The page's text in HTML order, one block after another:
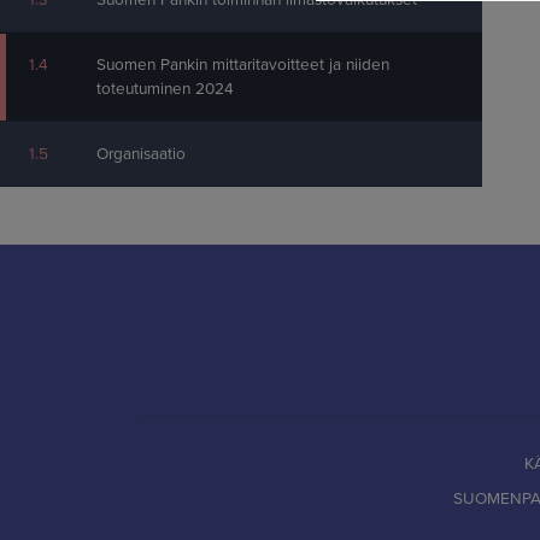
1.4
Suomen Pankin mittaritavoitteet ja niiden
toteutuminen 2024
1.5 Organisaatio